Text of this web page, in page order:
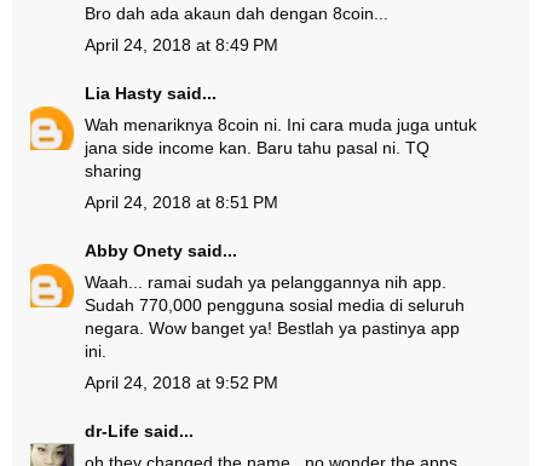
Bro dah ada akaun dah dengan 8coin...
April 24, 2018 at 8:49 PM
Lia Hasty said...
Wah menariknya 8coin ni. Ini cara muda juga untuk
jana side income kan. Baru tahu pasal ni. TQ
sharing
April 24, 2018 at 8:51 PM
Abby Onety said...
Waah... ramai sudah ya pelanggannya nih app.
Sudah 770,000 pengguna sosial media di seluruh
negara. Wow banget ya! Bestlah ya pastinya app
ini.
April 24, 2018 at 9:52 PM
dr-Life said...